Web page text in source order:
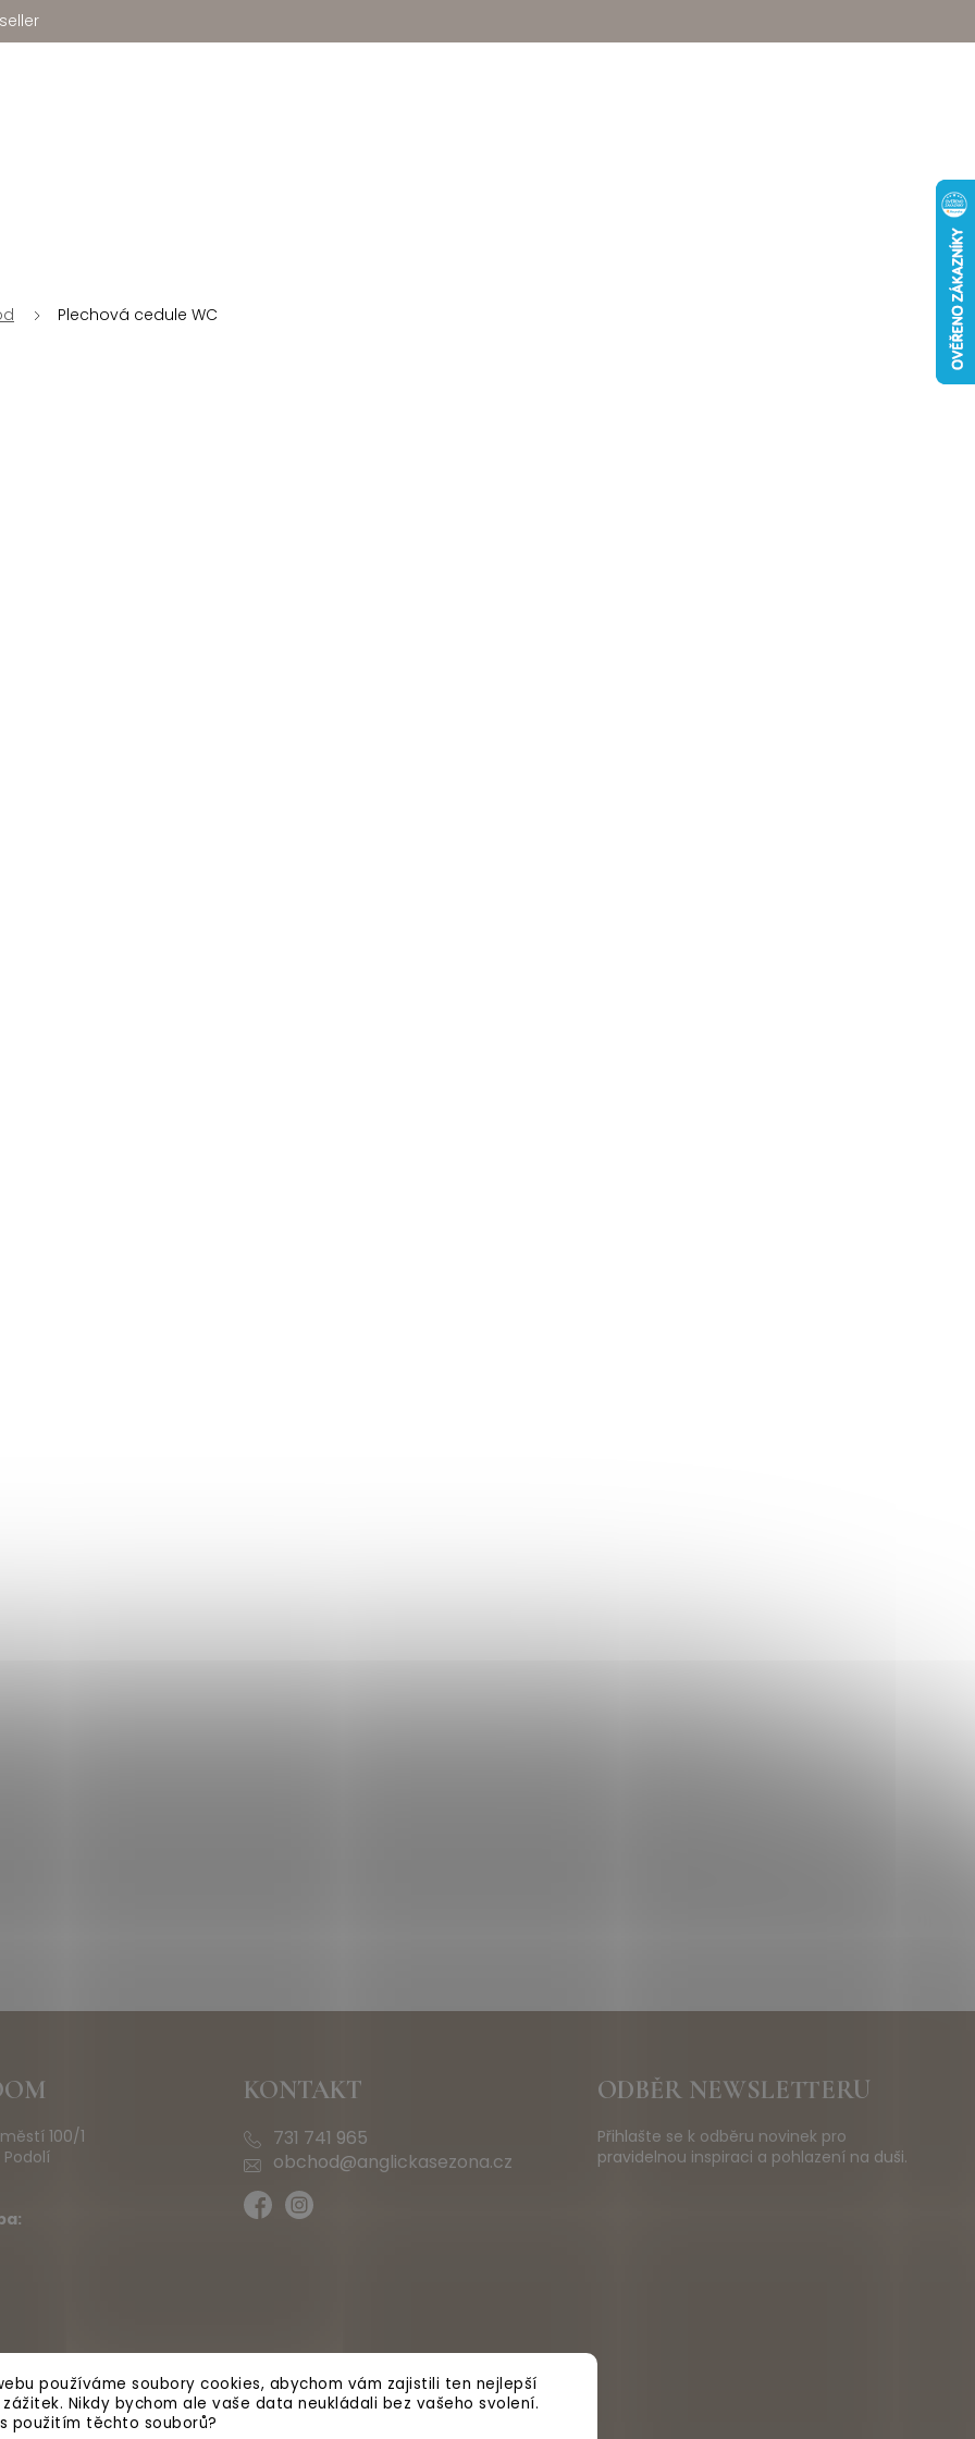
používáme soubory cookies, abychom vám zajistili ten nejlepší
Nikdy bychom ale vaše data neukládali bez vašeho svolení.
použitím těchto souborů?
Plechová cedule WC
100/1
KONTAKT
731 741 965
obchod@anglickasezona.cz
ODBĚR NEWSLETTERU
Přihlašte se k odběru novinek pro
pravidelnou inspiraci a pohlazení na duši.